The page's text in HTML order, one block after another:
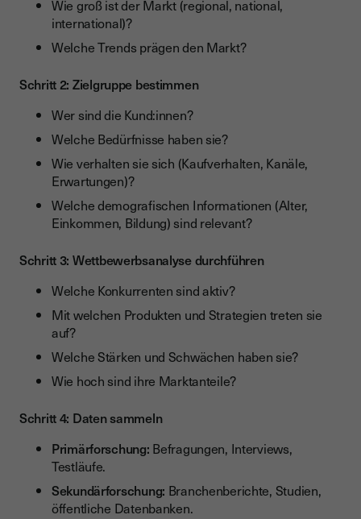
Wie groß ist der Markt (regional, national,
international)?
Welche Trends prägen den Markt?
Schritt 2: Zielgruppe bestimmen
Wer sind die Kund:innen?
Welche Bedürfnisse haben sie?
Wie verhalten sie sich (Kaufverhalten, Kanäle,
Erwartungen)?
Welche demografischen Informationen (Alter,
Einkommen, Bildung) sind relevant?
Schritt 3: Wettbewerbsanalyse durchführen
Welche Konkurrenten sind aktiv?
Mit welchen Produkten und Strategien treten sie
auf?
Welche Stärken und Schwächen haben sie?
Wie hoch sind ihre Marktanteile?
Schritt 4: Daten sammeln
Primärforschung: Befragungen, Interviews,
Testläufe.
Sekundärforschung: Branchenberichte, Studien,
öffentliche Datenbanken.